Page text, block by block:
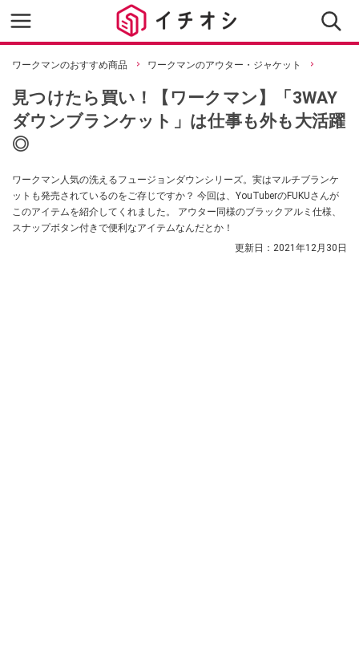
ワークマンのおすすめ商品 ワークマンのアウター・ジャケット
見つけたら買い！【ワークマン】「3WAY
ダウンブランケット」は仕事も外も大活躍
◎
ワークマン人気の洗えるフュージョンダウンシリーズ。実はマルチブランケ
ットも発売されているのをご存じですか？ 今回は、YouTuberのFUKUさんが
このアイテムを紹介してくれました。 アウター同様のブラックアルミ仕様、
スナップボタン付きで便利なアイテムなんだとか！
更新日： 2021年12月30日